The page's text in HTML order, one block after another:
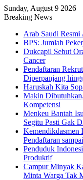
Sunday, August 9 2026
Breaking News
Arab Saudi Resmi
BPS: Jumlah
Dukcapil Sebut
Cancer
Pendaftaran
Diperpanjang
Haruskah Kita
Makin
Kompetensi
Menkeu Bantah
Segitu Pasti Gak
Kemendikdasmen
Pendaftaran
Penduduk
Produktif
Campur Minyak
Minta Warga Tak